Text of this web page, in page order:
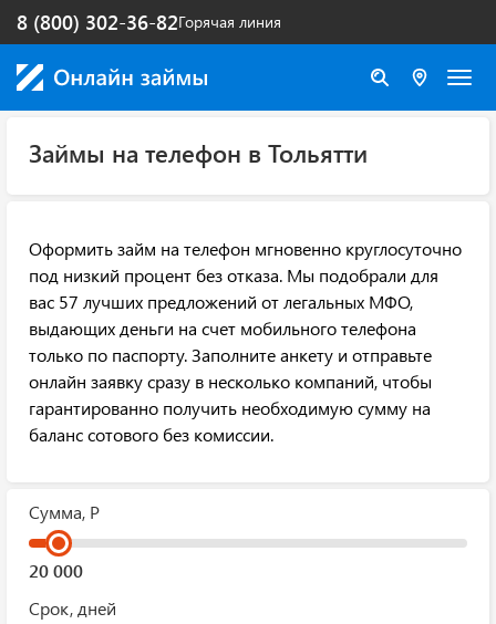
Горячая линия
8 (800) 302-36-82
Займы на телефон в Тольятти
Оформить займ на телефон мгновенно круглосуточно
под низкий процент без отказа. Мы подобрали для
вас 57 лучших предложений от легальных МФО,
выдающих деньги на счет мобильного телефона
только по паспорту. Заполните анкету и отправьте
онлайн заявку сразу в несколько компаний, чтобы
гарантированно получить необходимую сумму на
баланс сотового без комиссии.
Сумма, Р
Срок, дней